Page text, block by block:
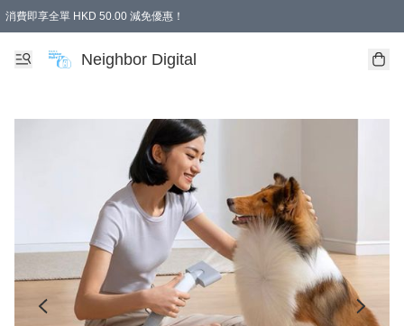
消費即享全單 HKD 50.00 減免優惠！
Neighbor Digital